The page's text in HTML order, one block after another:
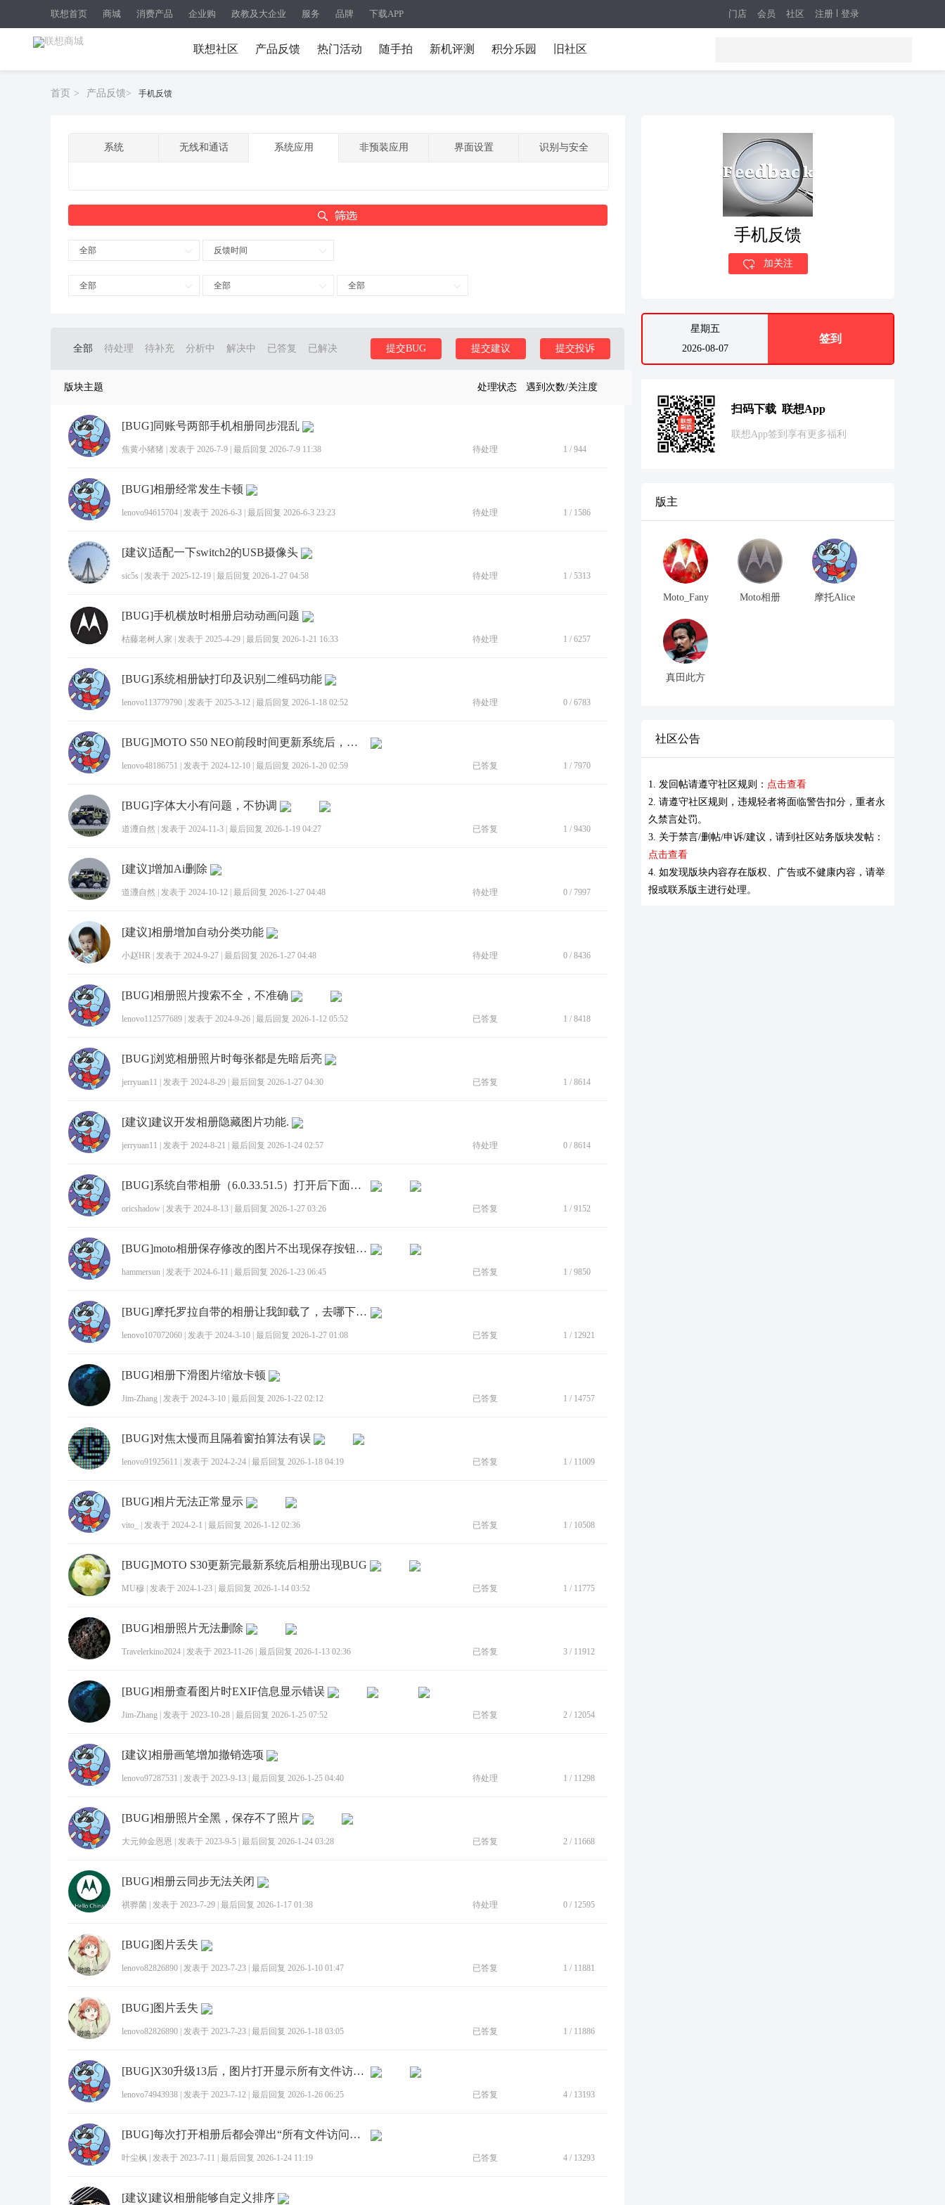
联想首页 商城 消费产品 企业购 政教及大企业 服务 品牌 下载APP 注册 登录
门店 会员 社区
联想社区 产品反馈 热门活动 随手拍 新机评测 积分乐园 旧社区
首页 > 产品反馈> 手机反馈
系统 无线和通话 系统应用 非预装应用 界面设置 识别与安全
全部 反馈时间
全部 全部 全部
全部 待处理 待补充 分析中 解决中 已答复 已解决 提交投诉
提交建议
提交BUG
版块主题 处理状态 遇到次数/关注度
[BUG]同账号两部手机相册同步混乱
焦黄小猪猪 发表于 2026-7-9 最后回复 2026-7-9 11:38 待处理 1 / 944
[BUG]相册经常发生卡顿
lenovo94615704 发表于 2026-6-3 最后回复 2026-6-3 23:23 待处理 1 / 1586
[建议]适配一下switch2的USB摄像头
sic5s 发表于 2025-12-19 最后回复 2026-1-27 04:58 待处理 1 / 5313
[BUG]手机横放时相册启动动画问题
枯藤老树人家 发表于 2025-4-29 最后回复 2026-1-21 16:33 待处理 1 / 6257
[BUG]系统相册缺打印及识别二维码功能
lenovo113779790 发表于 2025-3-12 最后回复 2026-1-18 02:52 待处理 0 / 6783
[BUG]MOTO S50 NEO前段时间更新系统后，发现相册中...
lenovo48186751 发表于 2024-12-10 最后回复 2026-1-20 02:59 已答复 1 / 7970
[BUG]字体大小有问题，不协调
道灋自然 发表于 2024-11-3 最后回复 2026-1-19 04:27 已答复 1 / 9430
[建议]增加Ai删除
道灋自然 发表于 2024-10-12 最后回复 2026-1-27 04:48 待处理 0 / 7997
[建议]相册增加自动分类功能
小赵HR 发表于 2024-9-27 最后回复 2026-1-27 04:48 待处理 0 / 8436
[BUG]相册照片搜索不全，不准确
lenovo112577689 发表于 2024-9-26 最后回复 2026-1-12 05:52 已答复 1 / 8418
[BUG]浏览相册照片时每张都是先暗后亮
jerryuan11 发表于 2024-8-29 最后回复 2026-1-27 04:30 已答复 1 / 8614
[建议]建议开发相册隐藏图片功能.
jerryuan11 发表于 2024-8-21 最后回复 2026-1-24 02:57 待处理 0 / 8614
[BUG]系统自带相册（6.0.33.51.5）打开后下面一直有权限提示
oricshadow 发表于 2024-8-13 最后回复 2026-1-27 03:26 已答复 1 / 9152
[BUG]moto相册保存修改的图片不出现保存按钮（系统语言英文时）
hammersun 发表于 2024-6-11 最后回复 2026-1-23 06:45 已答复 1 / 9850
[BUG]摩托罗拉自带的相册让我卸载了，去哪下载？？
lenovo107072060 发表于 2024-3-10 最后回复 2026-1-27 01:08 已答复 1 / 12921
[BUG]相册下滑图片缩放卡顿
Jim-Zhang 发表于 2024-3-10 最后回复 2026-1-22 02:12 已答复 1 / 14757
[BUG]对焦太慢而且隔着窗拍算法有误
lenovo91925611 发表于 2024-2-24 最后回复 2026-1-18 04:19 已答复 1 / 11009
[BUG]相片无法正常显示
vito_ 发表于 2024-2-1 最后回复 2026-1-12 02:36 已答复 1 / 10508
[BUG]MOTO S30更新完最新系统后相册出现BUG
MU穆 发表于 2024-1-23 最后回复 2026-1-14 03:52 已答复 1 / 11775
[BUG]相册照片无法删除
Travelerkino2024 发表于 2023-11-26 最后回复 2026-1-13 02:36 已答复 3 / 11912
[BUG]相册查看图片时EXIF信息显示错误
Jim-Zhang 发表于 2023-10-28 最后回复 2026-1-25 07:52 已答复 2 / 12054
[建议]相册画笔增加撤销选项
lenovo97287531 发表于 2023-9-13 最后回复 2026-1-25 04:40 待处理 1 / 11298
[BUG]相册照片全黑，保存不了照片
大元帅金恩恩 发表于 2023-9-5 最后回复 2026-1-24 03:28 已答复 2 / 11668
[BUG]相册云同步无法关闭
祺骅菌 发表于 2023-7-29 最后回复 2026-1-17 01:38 待处理 0 / 12595
[BUG]图片丢失
lenovo82826890 发表于 2023-7-23 最后回复 2026-1-10 01:47 已答复 1 / 11881
[BUG]图片丢失
lenovo82826890 发表于 2023-7-23 最后回复 2026-1-18 03:05 已答复 1 / 11886
[BUG]X30升级13后，图片打开显示所有文件访问权限界面
lenovo74943938 发表于 2023-7-12 最后回复 2026-1-26 06:25 已答复 4 / 13193
[BUG]每次打开相册后都会弹出“所有文件访问权限”界面
叶尘枫 发表于 2023-7-11 最后回复 2026-1-24 11:19 已答复 4 / 13293
[建议]建议相册能够自定义排序
手机反馈
加关注
星期五
2026-08-07
签到
扫码下载 联想App
联想App签到享有更多福利
版主
Moto_Fany Moto相册 摩托Alice
真田此方
社区公告
1. 发回帖请遵守社区规则： 点击查看
2. 请遵守社区规则，违规轻者将面临警告扣分，重者永
久禁言处罚。
3. 关于禁言/删帖/申诉/建议，请到社区站务版块发帖：
点击查看
4. 如发现版块内容存在版权、广告或不健康内容，请举
报或联系版主进行处理。